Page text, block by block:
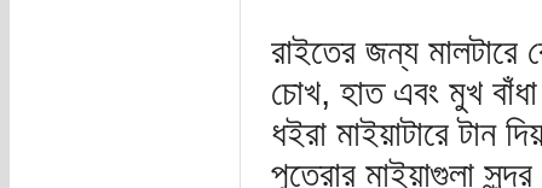
রাইতের জন্য মালটারে
চোখ, হাত এবং মুখ বাঁধা
ধইরা মাইয়াটারে টান
পুতেরার মাইয়াগুলা